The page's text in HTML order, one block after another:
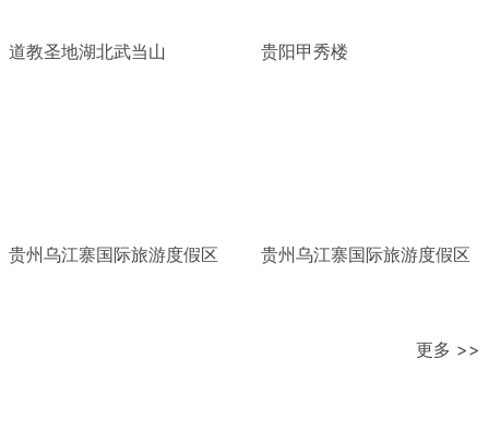
道教圣地湖北武当山 贵阳甲秀楼
贵州乌江寨国际旅游度假区 贵州乌江寨国际旅游度假区
更多 >>